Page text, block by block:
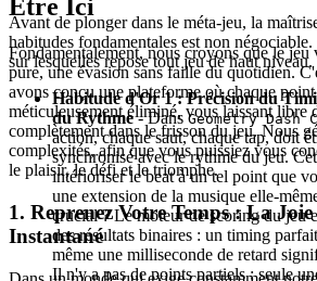
Avant de plonger dans le méta-jeu, la
habitudes fondamentales est non
sur lesquelles repose tout jeu de haut niveau.
Habitude d'Or 1 : Précision du
du Rythme- DansGeometry Dash
action, chaque saut, chaque tap, doit
synchronisé avec le rythme du jeu.
intérioriser le beat à un tel point que
une extension de la musique elle-
crucial ? Le moteur de scoring du jeu
des résultats binaires : un timing
même une milliseconde de retard
Il n'y a pas de points partiels ; seule
Être Ici
Fondamentalement, nous croyons que le
pure, une évasion sans faille du quotidien.
avons conçu une plateforme où chaque
méticuleusement éliminé, vous laissant libre
complètement dans le frisson du jeu. Nous
complexités, afin que vous puissiez vous
le plaisir, le défi et le triomphe.
1. Reprenez Votre Temps : La
Instantané